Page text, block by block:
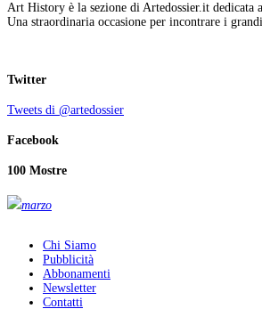
Art History è la sezione di Artedossier.it dedicata
Una straordinaria occasione per incontrare i
Twitter
Tweets di @artedossier
Facebook
100 Mostre
marzo
Chi Siamo
Pubblicità
Abbonamenti
Newsletter
Contatti